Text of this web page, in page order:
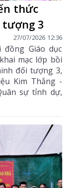
thức
tượng 3
27/07/2026 12:36
Giáo dục
mạc lớp bồi
đối tượng 3,
Kim Thắng -
sự tỉnh dự,